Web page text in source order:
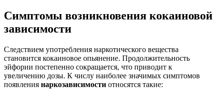
Симптомы возникновения кокаиновой
зависимости
Следствием употребления наркотического вещества
становится кокаиновое опьянение. Продолжительность
эйфории постепенно сокращается, что приводит к
увеличению дозы. К числу наиболее значимых симптомов
появления наркозависимости относятся такие: